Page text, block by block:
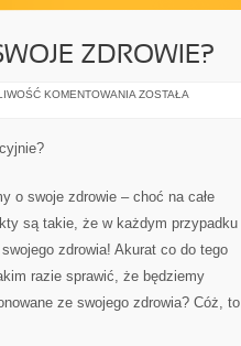
ZDROWIE?
KOMENTOWANIA W
ZOSTAŁA
o swoje zdrowie – choć na całe
są takie, że w każdym przypadku
zdrowia! Akurat co do tego
razie sprawić, że będziemy
ze swojego zdrowia? Cóż, to